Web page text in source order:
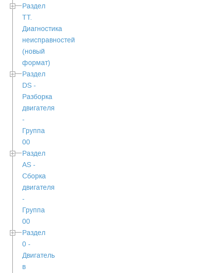
Раздел
TТ.
Диагностика
неисправностей
(новый
формат)
Раздел
DS -
Разборка
двигателя
-
Группа
00
Раздел
АS -
Сборка
двигателя
-
Группа
00
Раздел
0 -
Двигатель
в